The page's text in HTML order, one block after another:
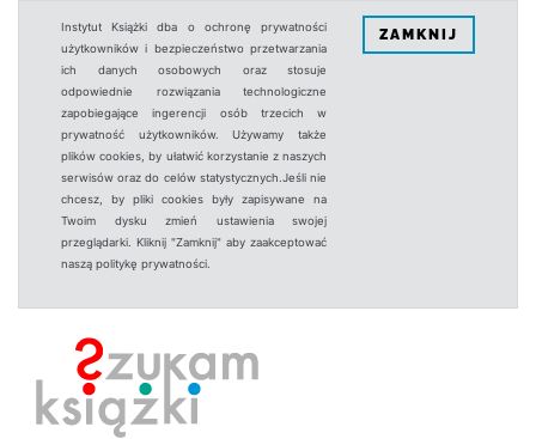
Instytut Książki dba o ochronę prywatności
użytkowników i bezpieczeństwo przetwarzania
ich danych osobowych oraz stosuje
odpowiednie rozwiązania technologiczne
zapobiegające ingerencji osób trzecich w
prywatność użytkowników. Używamy także
plików cookies, by ułatwić korzystanie z naszych
serwisów oraz do celów statystycznych.Jeśli nie
chcesz, by pliki cookies były zapisywane na
Twoim dysku zmień ustawienia swojej
przeglądarki. Kliknij "Zamknij" aby zaakceptować
naszą politykę prywatności.
ZAMKNIJ